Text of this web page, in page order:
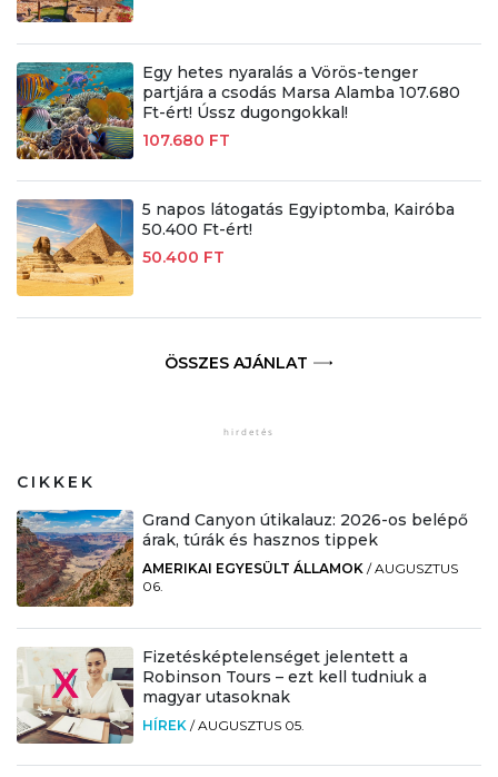
Egy hetes nyaralás a Vörös-tenger
partjára a csodás Marsa Alamba 107.680
Ft-ért! Ússz dugongokkal!
107.680 FT
5 napos látogatás Egyiptomba, Kairóba
50.400 Ft-ért!
50.400 FT
ÖSSZES AJÁNLAT
CIKKEK
Grand Canyon útikalauz: 2026-os belépő
árak, túrák és hasznos tippek
AMERIKAI EGYESÜLT ÁLLAMOK /AUGUSZTUS
06.
Fizetésképtelenséget jelentett a
Robinson Tours – ezt kell tudniuk a
magyar utasoknak
HÍREK /AUGUSZTUS 05.